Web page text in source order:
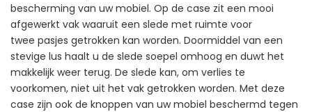
bescherming van uw mobiel. Op de case zit een mooi
afgewerkt vak waaruit een slede met ruimte voor
twee pasjes getrokken kan worden. Doormiddel van een
stevige lus haalt u de slede soepel omhoog en duwt het
makkelijk weer terug. De slede kan, om verlies te
voorkomen, niet uit het vak getrokken worden. Met deze
case zijn ook de knoppen van uw mobiel beschermd tegen